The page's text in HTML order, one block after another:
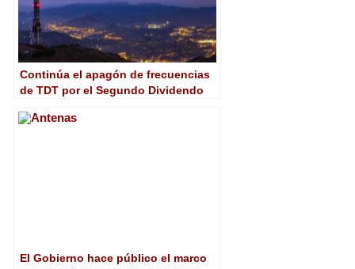
Continúa el apagón de frecuencias
de TDT por el Segundo Dividendo
El Gobierno hace público el marco